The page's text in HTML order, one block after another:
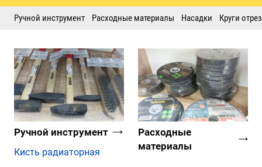
Ручной инструмент Расходные материалы Насадки Круги
Ручной инструмент
Кисть радиаторная
Расходные
материалы